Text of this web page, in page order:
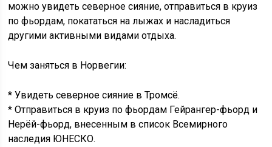
можно увидеть северное сияние, отправиться в круиз
по фьордам, покататься на лыжах и насладиться
другими активными видами отдыха.
Чем заняться в Норвегии:
* Увидеть северное сияние в Тромсё.
* Отправиться в круиз по фьордам Гейрангер-фьорд и
Нерёй-фьорд, внесенным в список Всемирного
наследия ЮНЕСКО.